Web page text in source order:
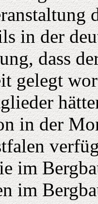
in der
dass
gelegt
in der
im
im